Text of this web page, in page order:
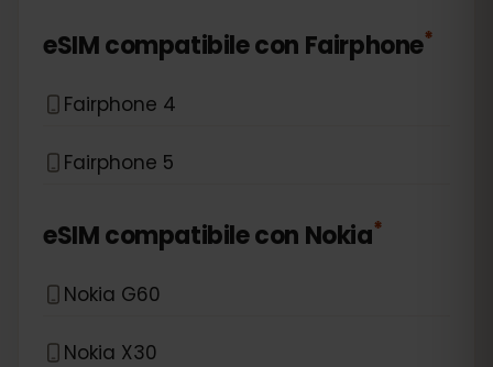
eSIM compatibile con Fairphone*
Fairphone 4
Fairphone 5
eSIM compatibile con Nokia*
Nokia G60
Nokia X30